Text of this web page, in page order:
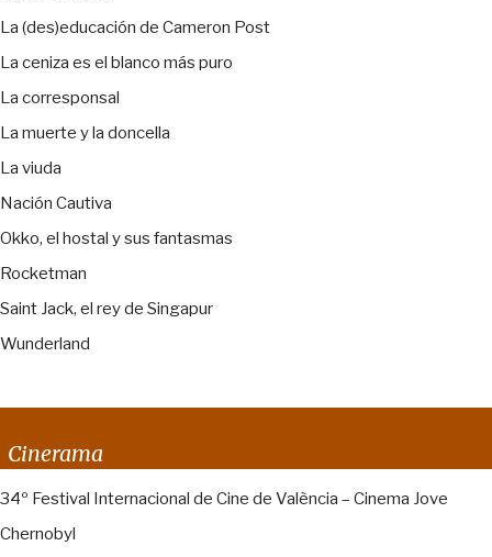
La (des)educación de Cameron Post
La ceniza es el blanco más puro
La corresponsal
La muerte y la doncella
La viuda
Nación Cautiva
Okko, el hostal y sus fantasmas
Rocketman
Saint Jack, el rey de Singapur
Wunderland
Cinerama
34º Festival Internacional de Cine de València – Cinema Jove
Chernobyl